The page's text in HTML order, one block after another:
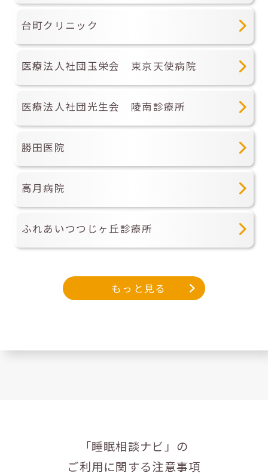
台町クリニック
医療法人社団玉栄会 東京天使病院
医療法人社団光生会 陵南診療所
勝田医院
高月病院
ふれあいつつじヶ丘診療所
もっと見る
「睡眠相談ナビ」の
ご利用に関する注意事項